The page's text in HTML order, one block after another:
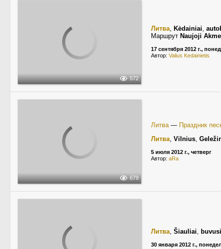
572
Литва, Kėdainiai,
Маршрут Naujoji
17 сентября 2012 г.,
Автор: Valius Kedainietis
679
Литва— Праздник
Литва, Vilnius,
5 июля 2012 г., четверг
Автор: aRa
Литва, Šiauliai,
30 января 2012 г.,